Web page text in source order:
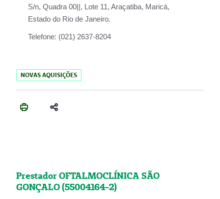
S/n, Quadra 00||, Lote 11, Araçatiba, Maricá,
Estado do Rio de Janeiro.
Telefone: (021) 2637-8204
NOVAS AQUISIÇÕES
Prestador OFTALMOCLÍNICA SÃO
GONÇALO (55004164-2)